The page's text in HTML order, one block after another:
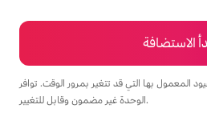
الاستضافة
المعمول بها التي قد تتغير بمرور الوقت. توافر
الوحدة غير مضمون وقابل للتغيير.